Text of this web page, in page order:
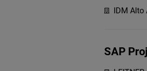
IDM Alto
SAP